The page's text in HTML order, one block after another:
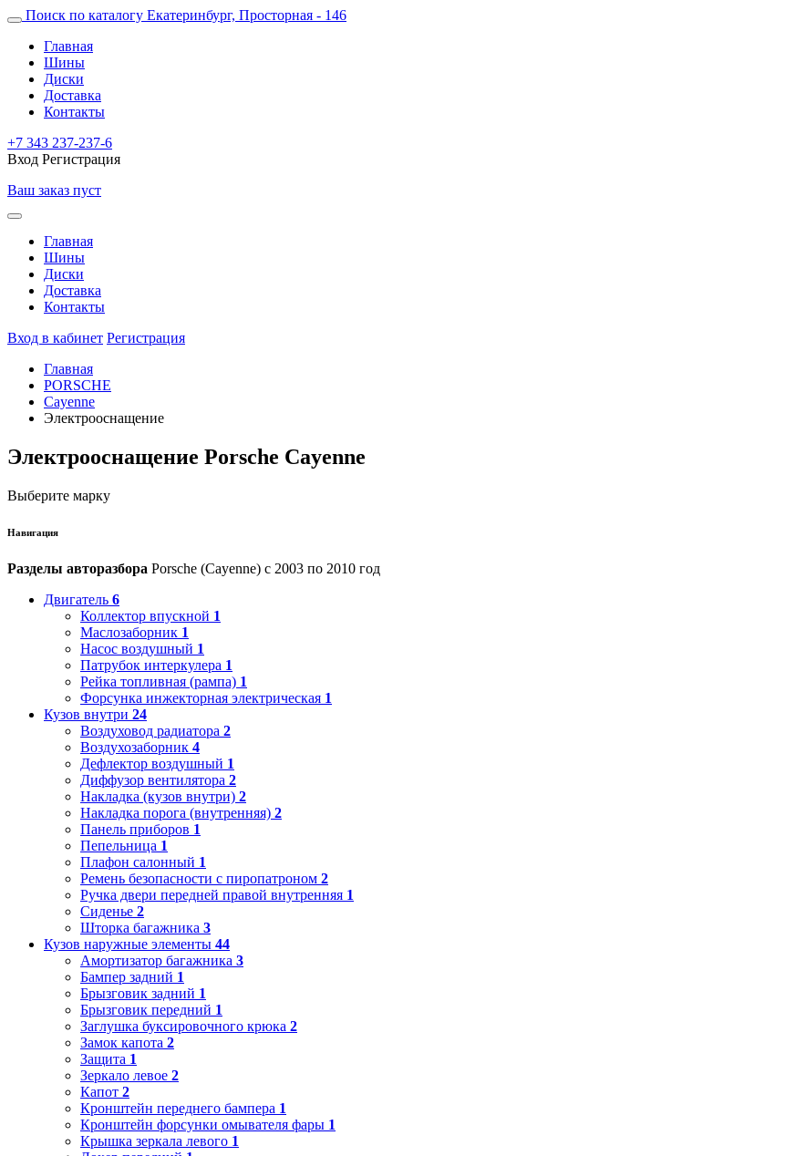
Поиск по каталогу Екатеринбург, Просторная - 146
Главная
Шины
Диски
Доставка
Контакты
+7 343 237-237-6
Вход Регистрация
Ваш заказ пуст
Главная
Шины
Диски
Доставка
Контакты
Вход в кабинет Регистрация
Главная
PORSCHE
Cayenne
Электрооснащение
Электрооснащение Porsche Cayenne
Выберите марку
Навигация
Разделы авторазбора Porsche (Cayenne) с 2003 по 2010 год
Двигатель 6
Коллектор впускной 1
Маслозаборник 1
Насос воздушный 1
Патрубок интеркулера 1
Рейка топливная (рампа) 1
Форсунка инжекторная электрическая 1
Кузов внутри 24
Воздуховод радиатора 2
Воздухозаборник 4
Дефлектор воздушный 1
Диффузор вентилятора 2
Накладка (кузов внутри) 2
Накладка порога (внутренняя) 2
Панель приборов 1
Пепельница 1
Плафон салонный 1
Ремень безопасности с пиропатроном 2
Ручка двери передней правой внутренняя 1
Сиденье 2
Шторка багажника 3
Кузов наружные элементы 44
Амортизатор багажника 3
Бампер задний 1
Брызговик задний 1
Брызговик передний 1
Заглушка буксировочного крюка 2
Замок капота 2
Защита 1
Зеркало левое 2
Капот 2
Кронштейн переднего бампера 1
Кронштейн форсунки омывателя фары 1
Крышка зеркала левого 1